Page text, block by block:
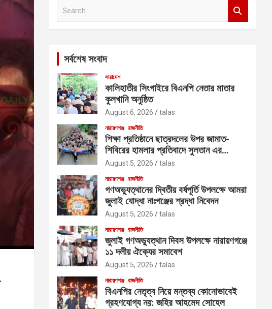
সর্বশেষ সংবাদ
সারাদেশ
কালিহাতীর সিংগাইরে বিএনপি নেতার মাতার
কুলখানি অনুষ্ঠিত
August 6, 2026 talas
নারায়ণগঞ্জ রাজনীতি
শিক্ষা প্রতিষ্ঠানে ছাত্রদলের উপর জামাত-
শিবিরের হামলার প্রতিবাদে সুলতান এর
নেতৃত্বে বিক্ষোভ
August 5, 2026 talas
নারায়ণগঞ্জ রাজনীতি
গণঅভ্যুত্থানের দ্বিতীয় বর্ষপূর্তি উপলক্ষে আমরা
জুলাই যোদ্ধা নাঃগঞ্জের শ্রদ্ধা নিবেদন
August 5, 2026 talas
নারায়ণগঞ্জ রাজনীতি
জুলাই গণঅভ্যুত্থান দিবস উপলক্ষে নারায়ণগঞ্জে
১১ দলীয় ঐক্যের সমাবেশ
August 5, 2026 talas
নারায়ণগঞ্জ রাজনীতি
বিএনপির নেতৃত্ব নিয়ে মন্তব্য কোনোভাবেই
গ্রহণযোগ্য নয়: জহির আহমেদ সোহেল